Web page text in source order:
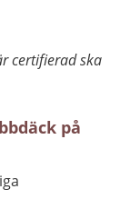
certifierad ska
på